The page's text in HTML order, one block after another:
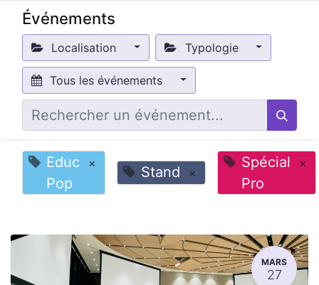
Événements
Localisation Typologie
Tous les événements
Educ
Pop
×
Stand ×
Spécial
Pro
×
MARS
27